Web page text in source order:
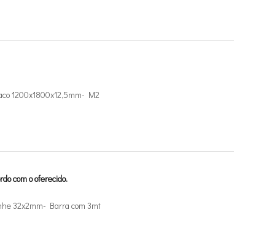
1200x1800x12,5mm- M2
com o oferecido.
32x2mm- Barra com 3mt